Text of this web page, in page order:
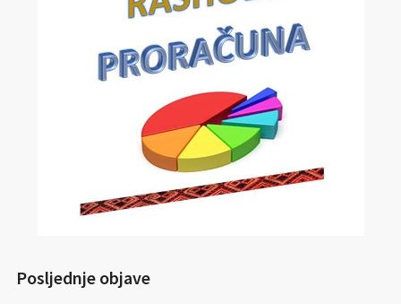
Posljednje objave